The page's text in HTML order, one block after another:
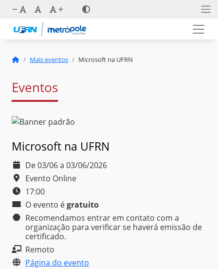
Mais eventos Microsoft na UFRN
Eventos
Microsoft na UFRN
De 03/06 a 03/06/2026
Evento Online
17:00
O evento égratuito
Recomendamos entrar em contato com a
organização para verificar se haverá emissão de
certificado.
Remoto
Página do evento